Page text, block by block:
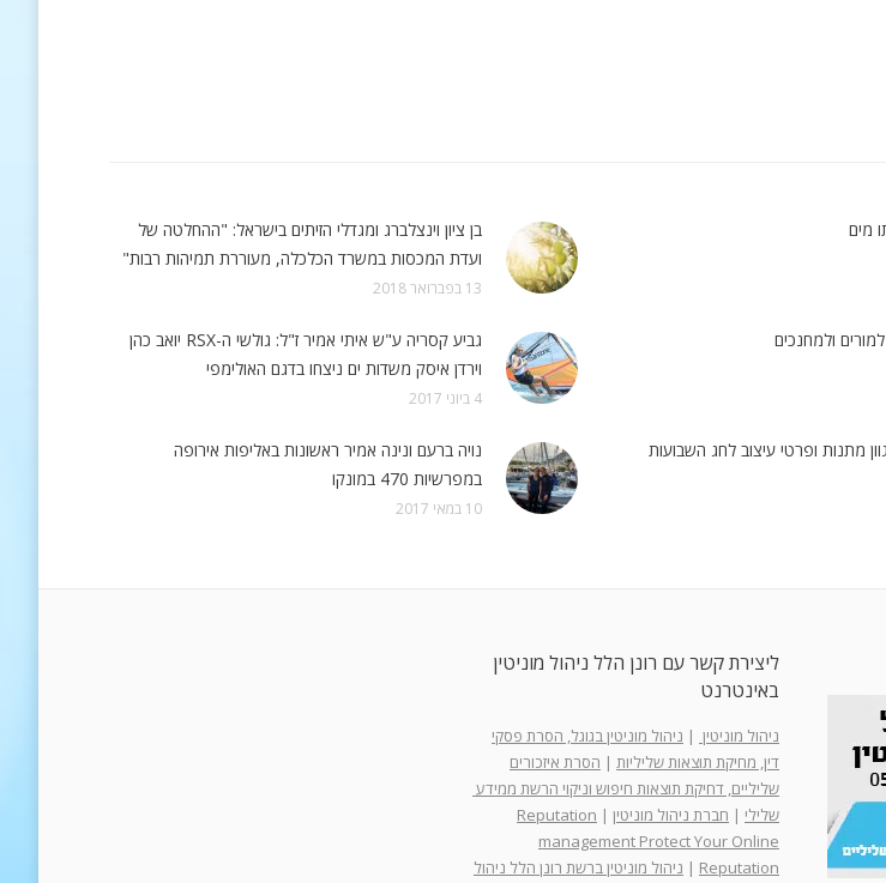
מים
בן ציון וינצלברג ומגדלי הזיתים בישראל: "ההחלטה של
ועדת המכסות במשרד הכלכלה, מעוררת תמיהות רבות"
13 בפברואר 2018
ולמחנכים
גביע קסריה ע"ש איתי אמיר ז"ל: גולשי ה-RSX יואב כהן
וירדן איסק משדות ים ניצחו בדגם האולימפי
4 ביוני 2017
מתנות ופרטי עיצוב לחג השבועות
נויה ברעם ונינה אמיר ראשונות באליפות אירופה
במפרשיות 470 במונקו
10 במאי 2017
ליצירת קשר עם רונן הלל ניהול מוניטין
באינטרנט
ניהול מוניטין | ניהול מוניטין בגוגל, הסרת פסקי
דין, מחיקת תוצאות שליליות | הסרת איזכורים
שליליים, דחיקת תוצאות חיפוש וניקוי הרשת ממידע
שלילי | חברת ניהול מוניטין |
Reputation
management Protect Your Online
Reputation
| ניהול מוניטין ברשת רונן הלל ניהול